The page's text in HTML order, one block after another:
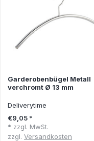
Garderobenbügel Metall
verchromt Ø 13 mm
Deliverytime
€9,05 *
* zzgl. MwSt.
zzgl. Versandkosten